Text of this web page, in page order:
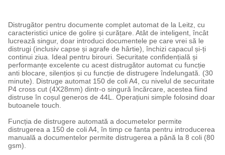
Distrugător pentru documente complet automat de la Leitz, cu
caracteristici unice de golire și curățare. Atât de inteligent, încât
lucrează singur, doar introduci documentele pe care vrei să le
distrugi (inclusiv capse și agrafe de hârtie), închizi capacul și-ți
continui ziua. Ideal pentru birouri. Securitate confidențială și
performanțe excelente cu acest distrugător automat cu funcție
anti blocare, silențios și cu funcție de distrugere îndelungată. (30
minute). Distruge automat 150 de coli A4, cu nivelul de securitate
P4 cross cut (4X28mm) dintr-o singură încărcare, acestea fiind
distruse în coșul generos de 44L. Operațiuni simple folosind doar
butoanele touch.
Funcția de distrugere automată a documetelor permite
distrugerea a 150 de coli A4, în timp ce fanta pentru introducerea
manuală a documentelor permite distrugerea a până la 8 coli (80
gsm).